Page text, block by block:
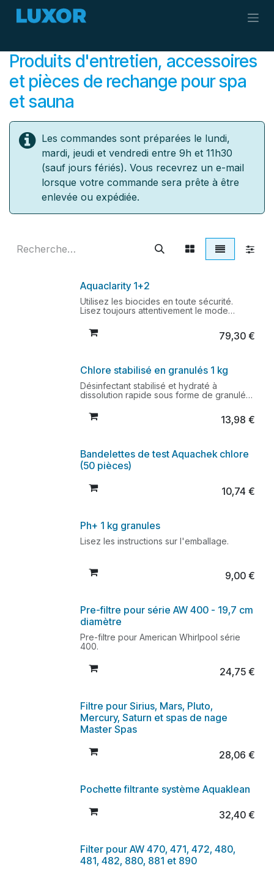
Se rendre au contenu
Produits d'entretien, accessoires
et pièces de rechange pour spa
et sauna
Les commandes sont préparées le lundi,
mardi, jeudi et vendredi entre 9h et 11h30
(sauf jours fériés). Vous recevrez un e-mail
lorsque votre commande sera prête à être
enlevée ou expédiée.
Aquaclarity 1+2
Utilisez les biocides en toute sécurité.
Lisez toujours attentivement le mode
79,30€
Chlore stabilisé en granulés 1 kg
Désinfectant stabilisé et hydraté à
dissolution rapide sous forme de granulés.
produit avant de l'utiliser.
13,98 €
Bandelettes de test Aquachek chlore
(50 pièces)
10,74 €
Ph+ 1 kg granules
Lisez les instructions sur l'emballage.
9,00€
Pre-filtre pour série AW 400 - 19,7 cm
diamètre
Pre-filtre pour American Whirlpool série
400.
24,75€
Filtre pour Sirius, Mars, Pluto,
Mercury, Saturn et spas de nage
Master Spas
28,06 €
Pochette filtrante système Aquaklean
32,40€
Filter pour AW 470, 471, 472, 480,
481, 482, 880, 881 et 890